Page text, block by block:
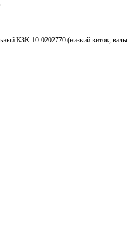
КЗК-10-0202770 (низкий виток, валы